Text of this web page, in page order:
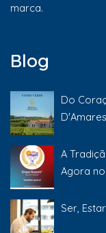
marca.
Blog
Do
A
Agora
Ser,